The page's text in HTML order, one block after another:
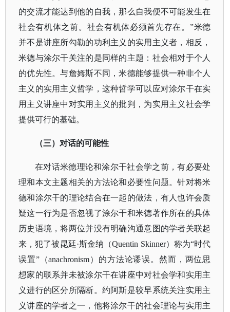
的交流才能达到他的自我，那么自我便不可能发生在
社会有机体之前。社会有机体必须首先存在。”米德
并不是讲座所勾勒的功利主义的实用主义者，相反，
米德与涂尔干关注的是同样的主题：社会相对于个人
的优先性。与詹姆斯不同，米德能够提供一种非个人
主义的实用主义哲学，这种哲学可以应对涂尔干在实
用主义讲座中对实用主义的批判，为实用主义社会学
提供可行的基础。
（三）对话的可能性
在对话米德理论和涂尔干社会学之前，有必要处
理和本文主题相关的方法论和必要性问题。针对将米
德和涂尔干的理论结合在一起的做法，有人也许会质
疑这一行为是否忽视了涂尔干和米德著作所在的具体
历史语境，将两位并没有明确沟通意图的学者关联起
来，犯了被昆廷·斯金纳（Quentin Skinner）称为“时代
误置”（anachronism）的方法论谬误。然而，两位思
想家的联系并未被涂尔干在讲座中对社会学和实用主
义进行的区分所隔断。约阿斯是较早系统关注实用主
义讲座的学者之一，他将涂尔干的社会理论与实用主